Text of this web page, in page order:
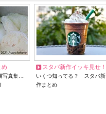
め
写真集…
スタバ新作イッキ見せ！
いくつ知ってる？ スタバ新
作まとめ